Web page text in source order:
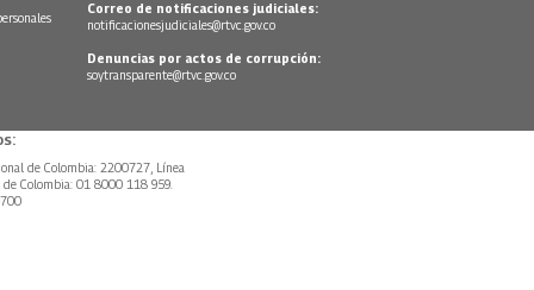
Correo de notificaciones judiciales:
notificacionesjudiciales@rtvc.gov.co
Denuncias por actos de corrupción:
soytransparente@rtvc.gov.co
de Colombia: 2200727, Línea
Colombia: 01 8000 118 959.